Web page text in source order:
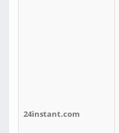
24instant.com